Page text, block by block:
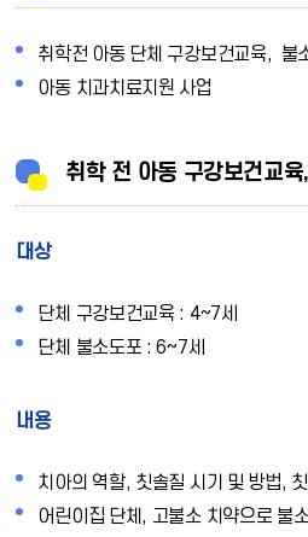
취학전 아동 단체 구강보건교육, 불
아동 치과치료지원 사업
취학 전 아동 구강보건교
대상
단체 구강보건교육 : 4~7세
단체 불소도포 : 6~7세
내용
치아의 역할, 칫솔질 시기 및 방법,
어린이집 단체, 고불소 치약으로 불